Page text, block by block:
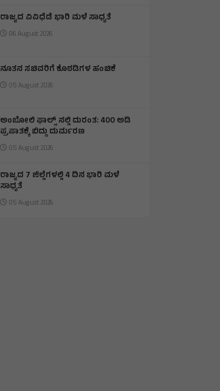
ರಾಜ್ಯದ ವಿವಿಧೆಡೆ ಭಾರಿ ಮಳೆ ಸಾಧ್ಯತೆ
06 August 2026
ನೂತನ ಸಚಿವರಿಗೆ ಕೊಠಡಿಗಳ ಹಂಚಿಕೆ
05 August 2026
ಅಂಬೋಲಿ ಫಾಲ್ಸ್ ನಲ್ಲಿ ದುರಂತ: 400 ಅಡಿ
ಪ್ರಪಾತಕ್ಕೆ ಬಿದ್ದು ದುರ್ಮರಣ
05 August 2026
ರಾಜ್ಯದ 7 ಜಿಲ್ಲೆಗಳಲ್ಲಿ 4 ದಿನ ಭಾರಿ ಮಳೆ
ಸಾಧ್ಯತೆ
05 August 2026